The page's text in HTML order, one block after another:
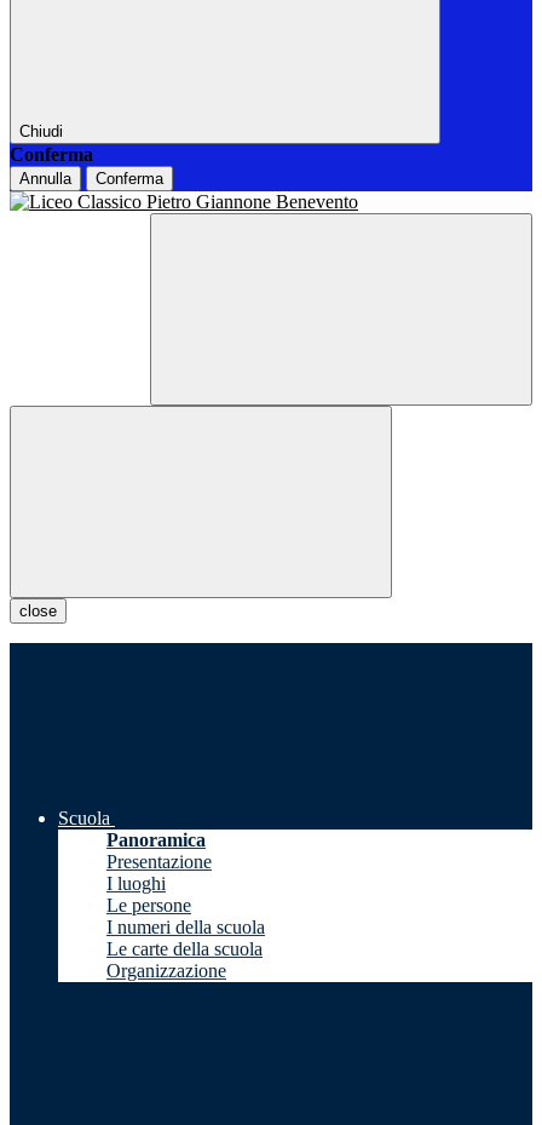
Chiudi
Conferma
Annulla Conferma
close
Scuola
Panoramica
Presentazione
I luoghi
Le persone
I numeri della scuola
Le carte della scuola
Organizzazione